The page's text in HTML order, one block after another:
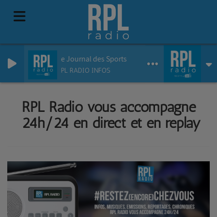
Le Journal des Sports
RPL RADIO INFOS
RPL Radio vous accompagne
24h/24 en direct et en replay